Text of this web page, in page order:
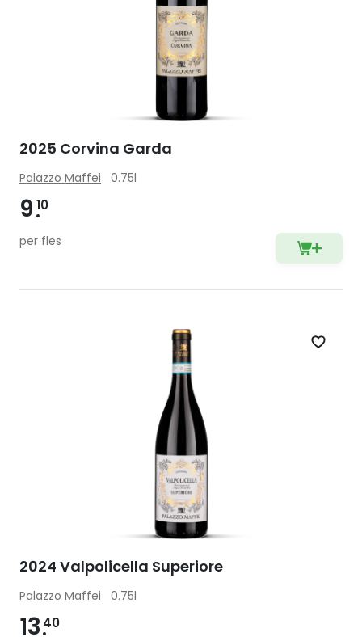
2025 Corvina Garda
Palazzo Maffei 0.75l
9 10
per fles
Zet
2024 Valpolicella Superiore
Palazzo Maffei 0.75l
13 40